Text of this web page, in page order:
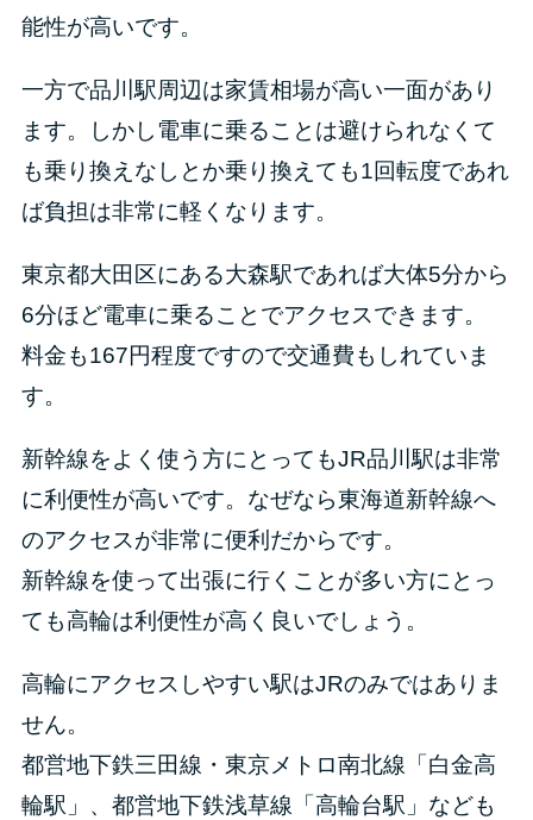
能性が高いです。
一方で品川駅周辺は家賃相場が高い一面があり
ます。しかし電車に乗ることは避けられなくて
も乗り換えなしとか乗り換えても1回転度であれ
ば負担は非常に軽くなります。
東京都大田区にある大森駅であれば大体5分から
6分ほど電車に乗ることでアクセスできます。
料金も167円程度ですので交通費もしれていま
す。
新幹線をよく使う方にとってもJR品川駅は非常
に利便性が高いです。なぜなら東海道新幹線へ
のアクセスが非常に便利だからです。
新幹線を使って出張に行くことが多い方にとっ
ても高輪は利便性が高く良いでしょう。
高輪にアクセスしやすい駅はJRのみではありま
せん。
都営地下鉄三田線・東京メトロ南北線「白金高
輪駅」、都営地下鉄浅草線「高輪台駅」なども